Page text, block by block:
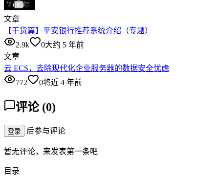
文章
【干货篇】平安银行推荐系统介绍（专题）
2.9k
0大约 5 年前
文章
云 ECS，去除现代化企业服务器的数据安全忧虑
772
0将近 4 年前
评论 (0)
登录 后参与评论
暂无评论，来发表第一条吧
目录